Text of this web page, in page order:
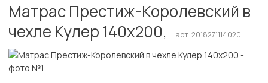
Матрас Престиж-Королевский в
чехле Кулер 140х200,
арт. 2018271114020